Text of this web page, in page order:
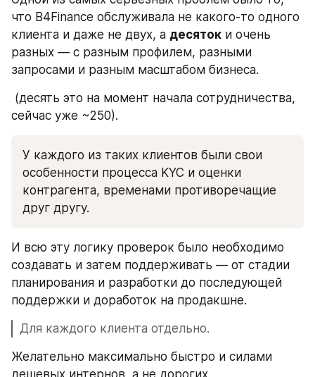
что B4Finance обслуживала не какого-то одного
клиента и даже не двух, а десяток и очень
разных — с разным профилем, разными
запросами и разным масштабом бизнеса.
сейчас уже ~250).
У каждого из таких клиентов были свои
особенности процесса KYC и оценки
контрагента, временами противоречащие
друг другу.
И всю эту логику проверок было необходимо
создавать и затем поддерживать — от стадии
планирования и разработки до последующей
поддержки и доработок на продакшне.
Для каждого клиента отдельно.
Желательно максимально быстро и силами